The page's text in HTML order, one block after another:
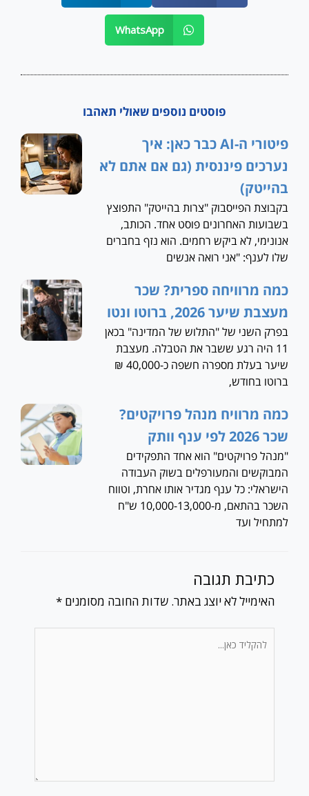
WhatsApp
פוסטים נוספים שאולי תאהבו
פיטורי ה-AI כבר כאן: איך
נערכים פיננסית (גם אם אתם לא
בהייטק)
בקבוצת הפייסבוק "צרות בהייטק" התפוצץ
בשבועות האחרונים פוסט אחד. הכותב,
אנונימי, לא ביקש רחמים. הוא נזף בחברים
שלו לענף: "אני רואה אנשים
כמה מרוויחה ספרית? שכר
מעצבת שיער 2026, ברוטו ונטו
בפרק השני של "התלוש של המדינה" בכאן
11 היה רגע ששבר את הטבלה. מעצבת
שיער בעלת מספרה חשפה כ-40,000 ₪
ברוטו בחודש,
כמה מרוויח מנהל פרויקטים?
שכר 2026 לפי ענף וותק
"מנהל פרויקטים" הוא אחד התפקידים
המבוקשים והמעורפלים בשוק העבודה
הישראלי: כל ענף מגדיר אותו אחרת, וטווח
השכר בהתאם, מ-10,000-13,000 ש"ח
למתחיל ועד
כתיבת תגובה
האימייל לא יוצג באתר. שדות החובה מסומנים *
כאן...